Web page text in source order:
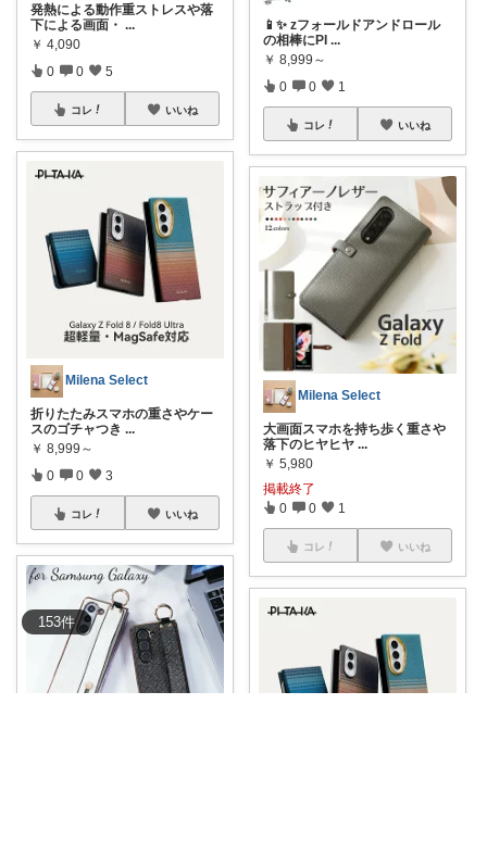
153件
発熱による動作重ストレスや落
下による画面・ ...
￥ 4,090
0 0 5
コレ いいね
Milena Select
折りたたみスマホの重さやケー
スのゴチャつき ...
￥ 8,999～
0 0 3
コレ いいね
📱✨ zフォールドアンドロール
の相棒にPI ...
￥ 8,999～
0 0 1
コレ いいね
Milena Select
大画面スマホを持ち歩く重さや
落下のヒヤヒヤ ...
￥ 5,980
掲載終了
0 0 1
コレ いいね